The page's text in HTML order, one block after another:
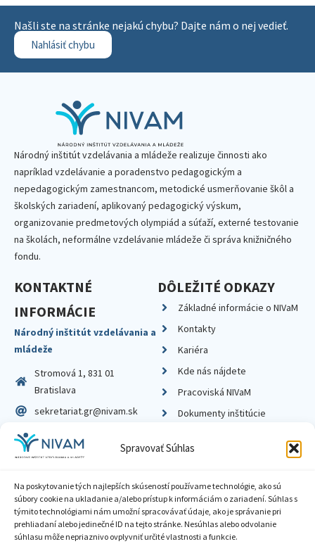
Spravovať Súhlas
Na poskytovanie tých najlepších skúseností používame technológie, ako sú
súbory cookie na ukladanie a/alebo prístup k informáciám o zariadení. Súhlas s
týmito technológiami nám umožní spracovávať údaje, ako je správanie pri
prehliadaní alebo jedinečné ID na tejto stránke. Nesúhlas alebo odvolanie
súhlasu môže nepriaznivo ovplyvniť určité vlastnosti a funkcie.
Našli ste na stránke nejakú chybu? Dajte nám o nej vedieť.
Nahlásiť chybu
Národný inštitút vzdelávania a mládeže realizuje činnosti ako
napríklad vzdelávanie a poradenstvo pedagogickým a
nepedagogickým zamestnancom, metodické usmerňovanie škôl a
školských zariadení, aplikovaný pedagogický výskum,
organizovanie predmetových olympiád a súťaží, externé testovanie
na školách, neformálne vzdelávanie mládeže či správa knižničného
fondu.
KONTAKTNÉ
INFORMÁCIE
Národný inštitút vzdelávania a
mládeže
Stromová 1, 831 01
Bratislava
sekretariat.gr@nivam.sk
IČO: 00164348
DIČ: 2020798714
DÔLEŽITÉ ODKAZY
Základné informácie o NIVaM
Kontakty
Kariéra
Kde nás nájdete
Pracoviská NIVaM
Dokumenty inštitúcie
Zásady ochrany súkromia